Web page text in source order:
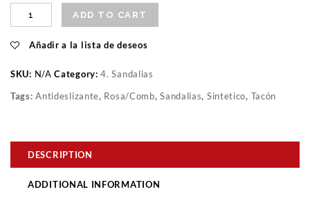
ADD TO CART
Añadir a la lista de deseos
SKU: N/A Category:4. Sandalias
Tags:Antideslizante, Rosa/Comb,Sandalias, Sintetico, Tacón
DESCRIPTION
ADDITIONAL INFORMATION